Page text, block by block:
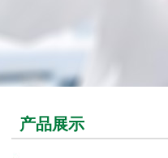
产品展示